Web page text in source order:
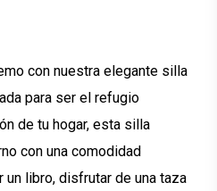
$277.50.
con nuestra elegante silla
para ser el refugio
de tu hogar, esta silla
con una comodidad
un libro, disfrutar de una taza